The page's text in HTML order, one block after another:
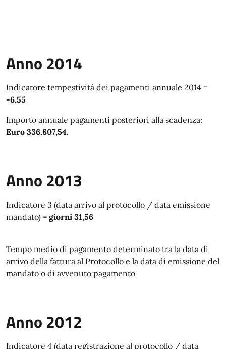
Anno 2014
Indicatore tempestività dei pagamenti annuale 2014 =
-6,55
Importo annuale pagamenti posteriori alla scadenza:
Euro 336.807,54.
Anno 2013
Indicatore 3 (data arrivo al protocollo / data emissione
mandato) = giorni 31,56
Tempo medio di pagamento determinato tra la data di
arrivo della fattura al Protocollo e la data di emissione del
mandato o di avvenuto pagamento
Anno 2012
Indicatore 4 (data registrazione al protocollo / data